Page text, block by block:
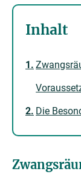
Inhalt
Die